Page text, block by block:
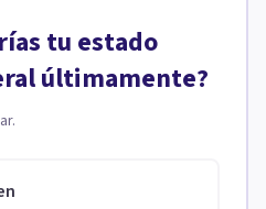
tu estado
últimamente?